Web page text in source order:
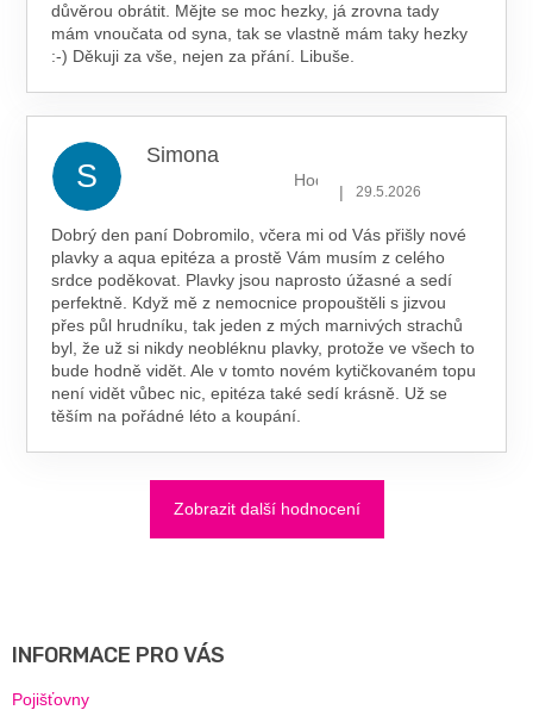
důvěrou obrátit. Mějte se moc hezky, já zrovna tady
mám vnoučata od syna, tak se vlastně mám taky hezky
:-) Děkuji za vše, nejen za přání. Libuše.
S
Simona
Hodnocení obchodu je 5 z 5
| 29.5.2026
Dobrý den paní Dobromilo, včera mi od Vás přišly nové
plavky a aqua epitéza a prostě Vám musím z celého
srdce poděkovat. Plavky jsou naprosto úžasné a sedí
perfektně. Když mě z nemocnice propouštěli s jizvou
přes půl hrudníku, tak jeden z mých marnivých strachů
byl, že už si nikdy neobléknu plavky, protože ve všech to
bude hodně vidět. Ale v tomto novém kytičkovaném topu
není vidět vůbec nic, epitéza také sedí krásně. Už se
těším na pořádné léto a koupání.
Zobrazit další hodnocení
INFORMACE PRO VÁS
Pojišťovny